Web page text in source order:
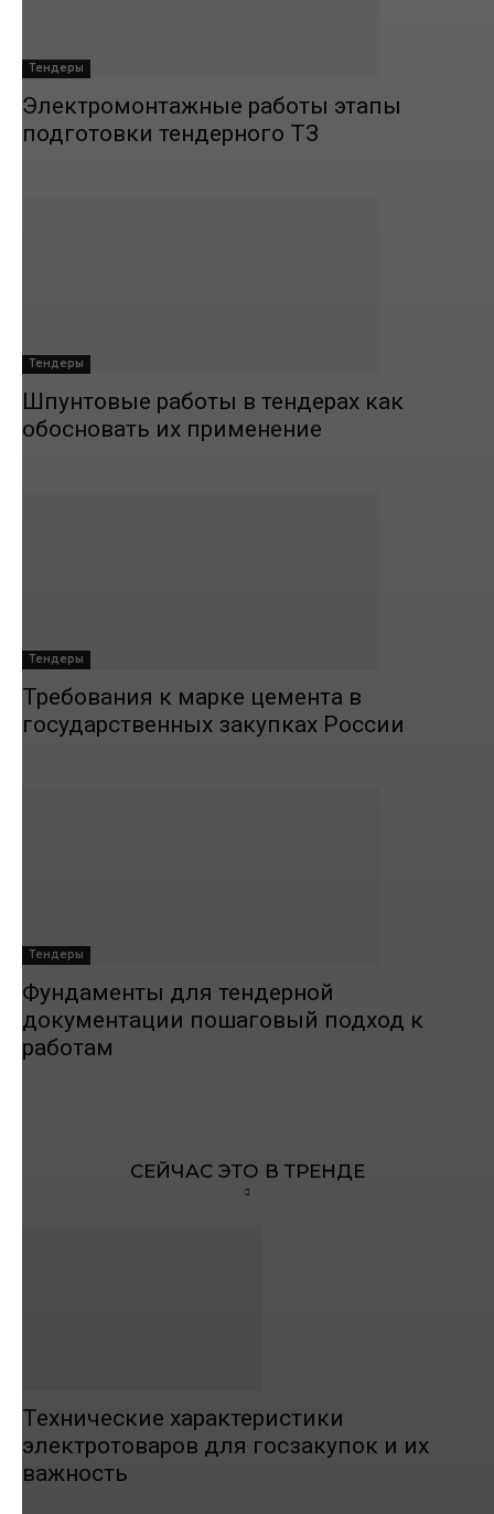
Тендеры
Электромонтажные работы этапы
подготовки тендерного ТЗ
Тендеры
Шпунтовые работы в тендерах как
обосновать их применение
Тендеры
Требования к марке цемента в
государственных закупках России
Тендеры
Фундаменты для тендерной
документации пошаговый подход к
работам
СЕЙЧАС ЭТО В ТРЕНДЕ
Технические характеристики
электротоваров для госзакупок и их
важность